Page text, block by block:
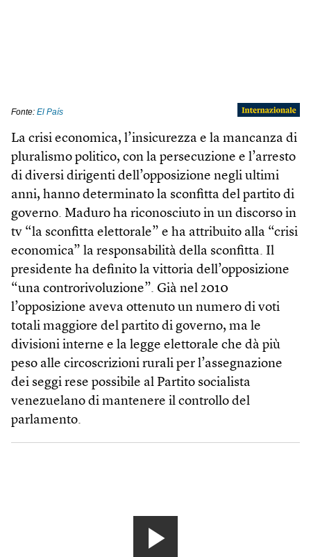
La crisi economica, l’insicurezza e la mancanza di
pluralismo politico, con la persecuzione e l’arresto
di diversi dirigenti dell’opposizione negli ultimi
anni, hanno determinato la sconfitta del partito di
governo. Maduro ha riconosciuto in un discorso in
tv “la sconfitta elettorale” e ha attribuito alla “crisi
economica” la responsabilità della sconfitta. Il
presidente ha definito la vittoria dell’opposizione
“una controrivoluzione”. Già nel 2010
l’opposizione aveva ottenuto un numero di voti
totali maggiore del partito di governo, ma le
divisioni interne e la legge elettorale che dà più
peso alle circoscrizioni rurali per l’assegnazione
dei seggi rese possibile al Partito socialista
venezuelano di mantenere il controllo del
parlamento.